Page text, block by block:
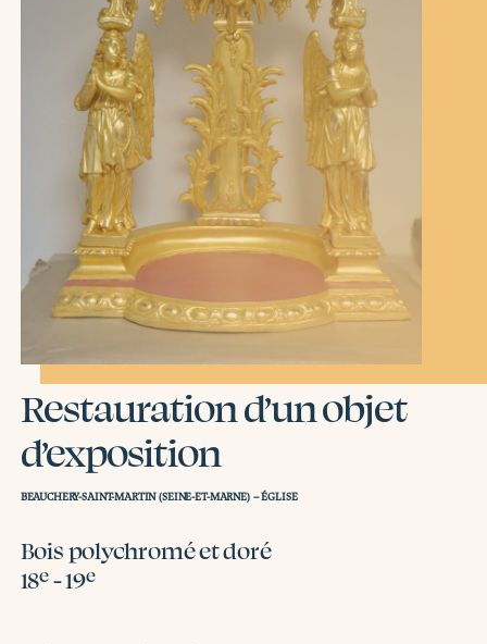
Restauration d’un objet
d’exposition
BEAUCHERY-SAINT-MARTIN (SEINE-ET-MARNE) – ÉGLISE
Bois polychromé et doré
18e- 19e